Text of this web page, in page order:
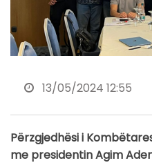
13/05/2024 12:55
Përzgjedhësi i
me presidentin Agim